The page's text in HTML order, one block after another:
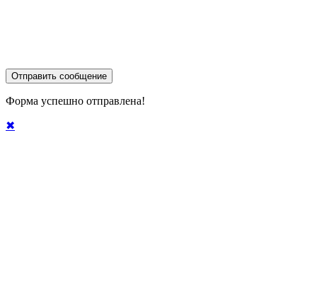
Отправить сообщение
Форма успешно отправлена!
✖